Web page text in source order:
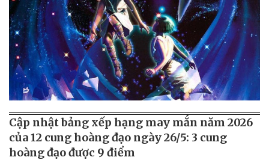
Cập nhật bảng xếp hạng may mắn năm 2026
của 12 cung hoàng đạo ngày 26/5: 3 cung
hoàng đạo được 9 điểm